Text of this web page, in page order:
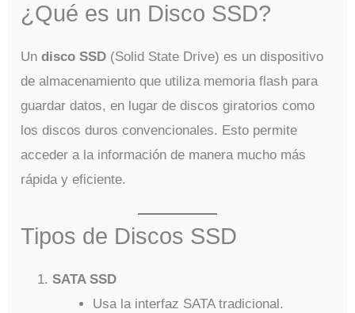
¿Qué es un Disco SSD?
Undisco SSD (Solid State Drive) es un dispositivo
de almacenamiento que utiliza memoria flash para
guardar datos, en lugar de discos giratorios como
los discos duros convencionales. Esto permite
acceder a la información de manera mucho más
rápida y eficiente.
Tipos de Discos SSD
SATA SSD
Usa la interfaz SATA tradicional.